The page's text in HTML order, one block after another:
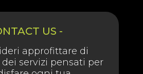
US -
approfittare di
dei servizi pensati per